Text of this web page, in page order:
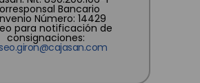
Bancario
Número: 14429
para notificación de
consignaciones: